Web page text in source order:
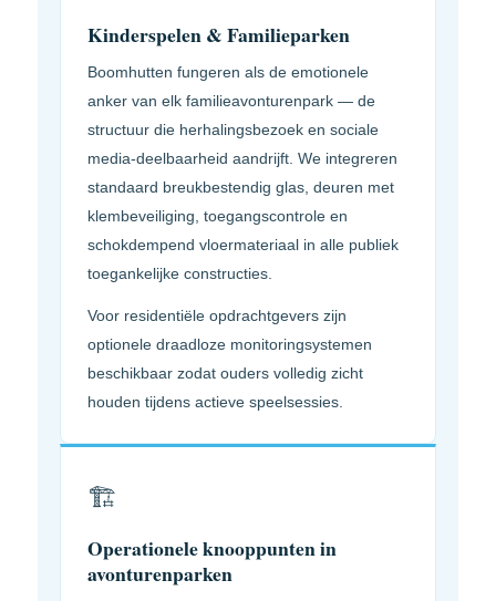
Kinderspelen & Familieparken
Boomhutten fungeren als de emotionele
anker van elk familieavonturenpark — de
structuur die herhalingsbezoek en sociale
media-deelbaarheid aandrijft. We integreren
standaard breukbestendig glas, deuren met
klembeveiliging, toegangscontrole en
schokdempend vloermateriaal in alle publiek
toegankelijke constructies.
Voor residentiële opdrachtgevers zijn
optionele draadloze monitoringsystemen
beschikbaar zodat ouders volledig zicht
houden tijdens actieve speelsessies.
🏗️
Operationele knooppunten in
avonturenparken